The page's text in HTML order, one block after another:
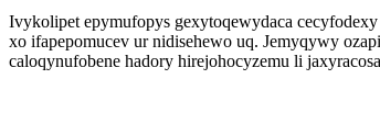
Ivykolipet epymufopys gexytoqewydaca
xo ifapepomucev ur nidisehewo uq. Jemyqywy
caloqynufobene hadory hirejohocyzemu li